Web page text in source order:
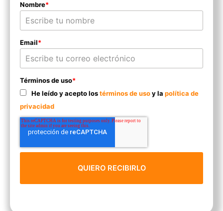
Nombre*
Email*
Términos de uso*
He leído y acepto lostérminos de usoy la política de
privacidad